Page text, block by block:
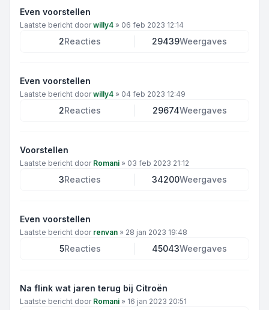
Even voorstellen
Laatste bericht doorwilly4 » 06 feb 2023 12:14
2Reacties 29439Weergaves
Even voorstellen
Laatste bericht doorwilly4 » 04 feb 2023 12:49
2Reacties 29674Weergaves
Voorstellen
Laatste bericht door Romani » 03 feb 2023 21:12
3Reacties 34200Weergaves
Even voorstellen
Laatste bericht door renvan » 28 jan 2023 19:48
5Reacties 45043Weergaves
Na flink wat jaren terug bij Citroën
Laatste bericht door Romani » 16 jan 2023 20:51